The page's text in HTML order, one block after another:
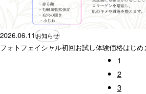
2026.06.11 お知らせ
フォトフェイシャル初回お試し体験価格はじめ
1
2
3